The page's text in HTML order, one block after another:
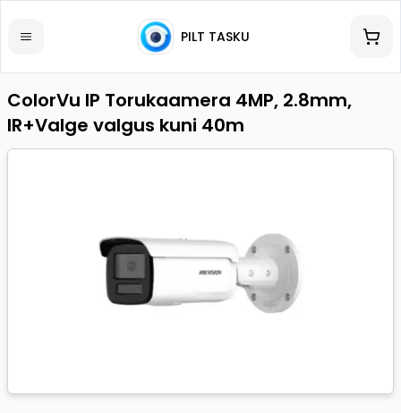
PILT TASKU
ColorVu IP Torukaamera 4MP, 2.8mm,
IR+Valge valgus kuni 40m